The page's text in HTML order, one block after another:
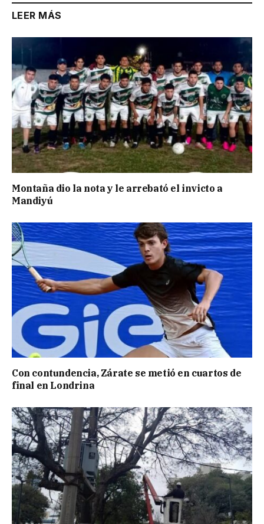
LEER MÁS
Montaña dio la nota y le arrebató el invicto a
Mandiyú
Con contundencia, Zárate se metió en cuartos de
final en Londrina